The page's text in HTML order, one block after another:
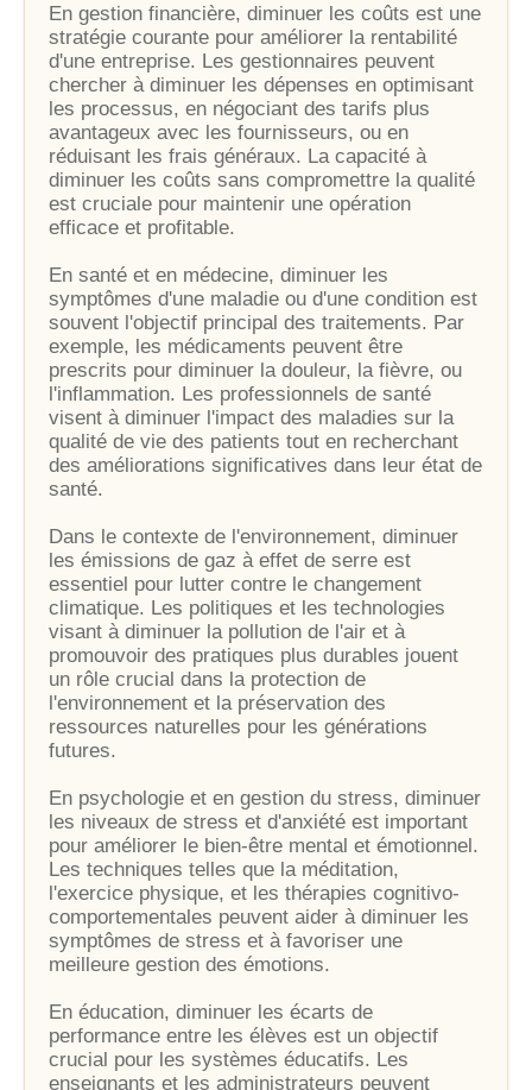
En gestion financière, diminuer les coûts est une
stratégie courante pour améliorer la rentabilité
d'une entreprise. Les gestionnaires peuvent
chercher à diminuer les dépenses en optimisant
les processus, en négociant des tarifs plus
avantageux avec les fournisseurs, ou en
réduisant les frais généraux. La capacité à
diminuer les coûts sans compromettre la qualité
est cruciale pour maintenir une opération
efficace et profitable.
En santé et en médecine, diminuer les
symptômes d'une maladie ou d'une condition est
souvent l'objectif principal des traitements. Par
exemple, les médicaments peuvent être
prescrits pour diminuer la douleur, la fièvre, ou
l'inflammation. Les professionnels de santé
visent à diminuer l'impact des maladies sur la
qualité de vie des patients tout en recherchant
des améliorations significatives dans leur état de
santé.
Dans le contexte de l'environnement, diminuer
les émissions de gaz à effet de serre est
essentiel pour lutter contre le changement
climatique. Les politiques et les technologies
visant à diminuer la pollution de l'air et à
promouvoir des pratiques plus durables jouent
un rôle crucial dans la protection de
l'environnement et la préservation des
ressources naturelles pour les générations
futures.
En psychologie et en gestion du stress, diminuer
les niveaux de stress et d'anxiété est important
pour améliorer le bien-être mental et émotionnel.
Les techniques telles que la méditation,
l'exercice physique, et les thérapies cognitivo-
comportementales peuvent aider à diminuer les
symptômes de stress et à favoriser une
meilleure gestion des émotions.
En éducation, diminuer les écarts de
performance entre les élèves est un objectif
crucial pour les systèmes éducatifs. Les
enseignants et les administrateurs peuvent